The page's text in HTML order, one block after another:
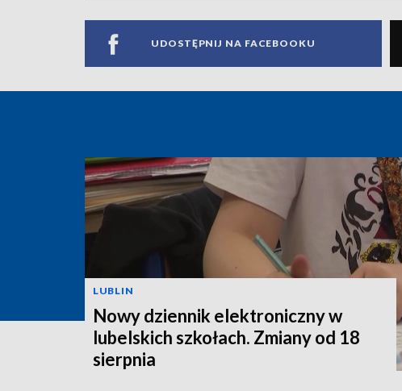
UDOSTĘPNIJ NA FACEBOOKU
LUBLIN
Nowy dziennik elektroniczny w
lubelskich szkołach. Zmiany od 18
sierpnia